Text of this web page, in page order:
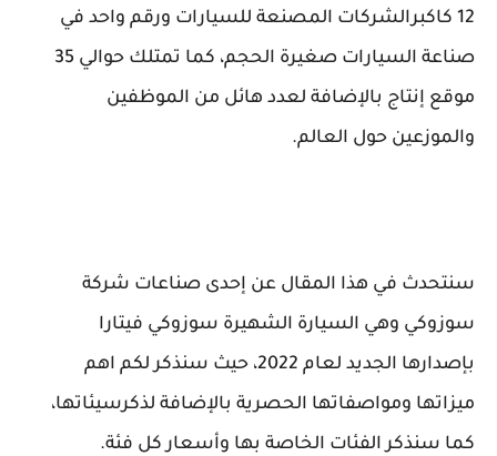
12 كاكبرالشركات المصنعة للسيارات ورقم واحد في
صناعة السيارات صغيرة الحجم، كما تمتلك حوالي 35
موقع إنتاج بالإضافة لعدد هائل من الموظفين
والموزعين حول العالم.
سنتحدث في هذا المقال عن إحدى صناعات شركة
سوزوكي وهي السيارة الشهيرة سوزوكي فيتارا
بإصدارها الجديد لعام 2022، حيث سنذكر لكم اهم
ميزاتها ومواصفاتها الحصرية بالإضافة لذكرسيئاتها،
كما سنذكر الفئات الخاصة بها وأسعار كل فئة.